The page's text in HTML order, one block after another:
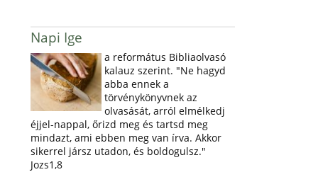
Napi Ige
a református Bibliaolvasó
kalauz szerint. "Ne hagyd
abba ennek a
törvénykönyvnek az
olvasását, arról elmélkedj
éjjel-nappal, őrizd meg és tartsd meg
mindazt, ami ebben meg van írva. Akkor
sikerrel jársz utadon, és boldogulsz."
Jozs1,8